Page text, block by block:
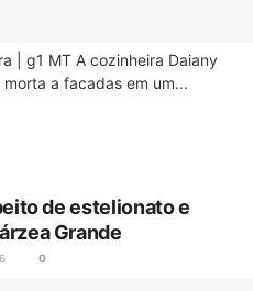
| g1 MT A cozinheira Daiany
a facadas em um...
de estelionato e
Grande
0